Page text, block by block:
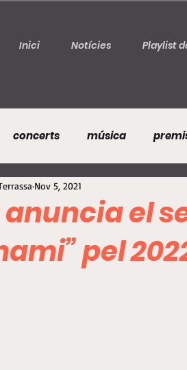
Inici Notícies Playlist
concerts música
el
pel
Nov 5, 2021